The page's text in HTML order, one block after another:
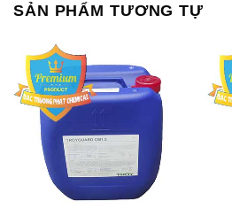
SẢN PHẨM TƯƠNG TỰ